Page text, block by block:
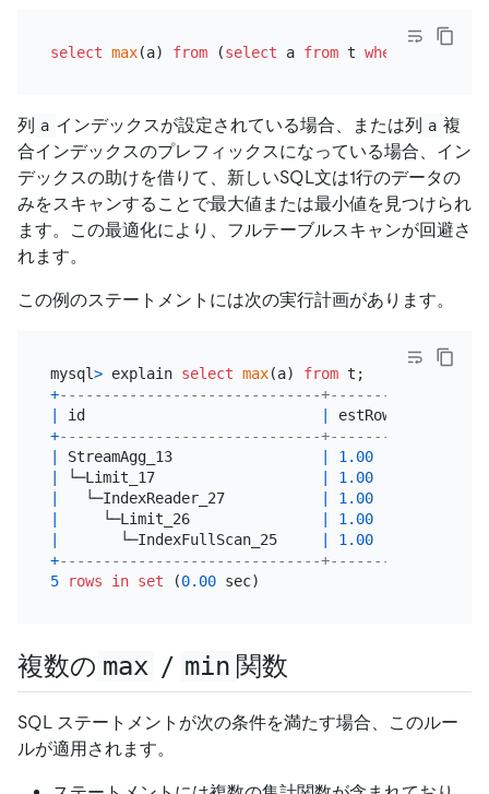
select max(a) from (select a from t where is
列 a インデックスが設定されている場合、または列 a 複
合インデックスのプレフィックスになっている場合、イン
デックスの助けを借りて、新しいSQL文は1行のデータの
みをスキャンすることで最大値または最小値を見つけられ
ます。この最適化により、フルテーブルスキャンが回避さ
れます。
この例のステートメントには次の実行計画があります。
mysql> explain select max(a) from
+------------------------------+---------
id estRows
+------------------------------+---------
StreamAgg_13 1.00
└─Limit_17 1.00
   └─IndexReader_27
1.00
     └─Limit_26
1.00
       └─IndexFullScan_25
1.00
+------------------------------+---------
5
rows in set (0.00
複数の max / min 関数
SQL ステートメントが次の条件を満たす場合、このルー
ルが適用されます。